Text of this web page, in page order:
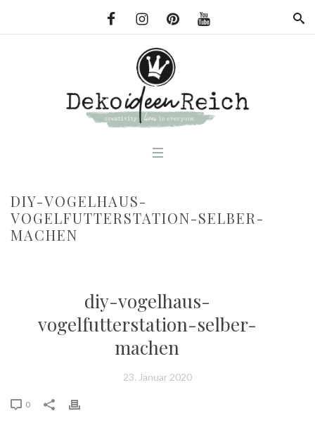
DIY-VOGELHAUS-
VOGELFUTTERSTATION-SELBER-
MACHEN
diy-vogelhaus-
vogelfutterstation-selber-
machen
23. Januar 2020
0